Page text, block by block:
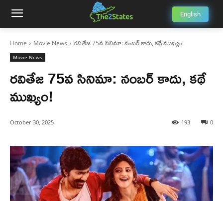
English
Home Movie News రవితేజ 75వ సినిమా: నంబర్‌ కాదు, కథే ముఖ్యం!
Movie News
రవితేజ 75వ సినిమా: నంబర్‌ కాదు, కథే
ముఖ్యం!
October 30, 2025 0
193